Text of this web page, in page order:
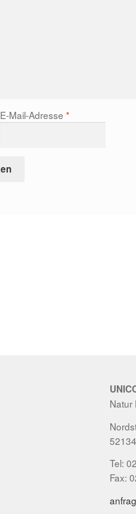
E-Mail-Adresse *
Natur
Tel:
Fax: